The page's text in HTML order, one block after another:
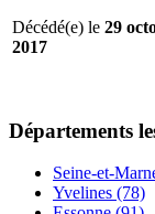
Décédé(e) le 29
2017
Départements
Seine-et-
Yvelines (78)